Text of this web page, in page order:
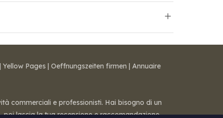
| Yellow Pages | Oeffnungszeiten firmen | Annuaire
commerciali e professionisti. Hai bisogno di un
lascia la tua recensione e raccomandazione.